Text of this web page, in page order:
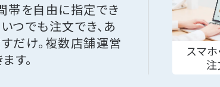
帯を自由に指定でき
つでも注文でき、あ
だけ。複数店舗運営
す。
スマホ